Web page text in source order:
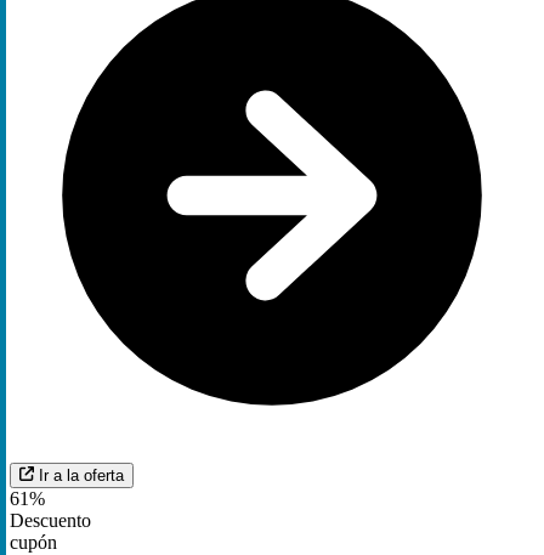
Ir a la oferta
61%
Descuento
cupón